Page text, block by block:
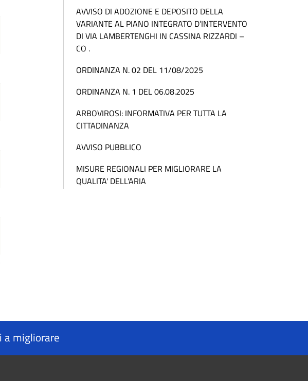
AVVISO DI ADOZIONE E DEPOSITO DELLA
VARIANTE AL PIANO INTEGRATO D’INTERVENTO
DI VIA LAMBERTENGHI IN CASSINA RIZZARDI –
CO .
ORDINANZA N. 02 DEL 11/08/2025
ORDINANZA N. 1 DEL 06.08.2025
ARBOVIROSI: INFORMATIVA PER TUTTA LA
CITTADINANZA
AVVISO PUBBLICO
MISURE REGIONALI PER MIGLIORARE LA
QUALITA' DELL'ARIA
a migliorare